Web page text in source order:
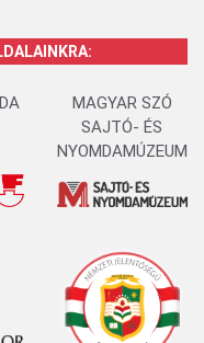
MAGYAR SZÓ
SAJTÓ- ÉS
NYOMDAMÚZEUM